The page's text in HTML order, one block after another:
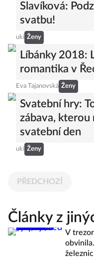
Slavíková:
svatbu!
uki Ženy
Líbánky 2018:
romantika v
Eva Tajanovská Ženy
Svatební hry:
zábava,
svatební den
uki Ženy
PŘEDCHOZÍ
Články z
V
železnic